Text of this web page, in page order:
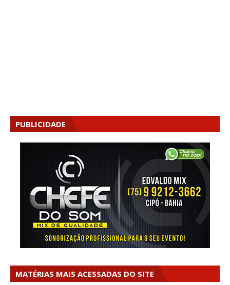
PUBLICIDADE
MATÉRIAS MAIS ACESSADAS DO SITE